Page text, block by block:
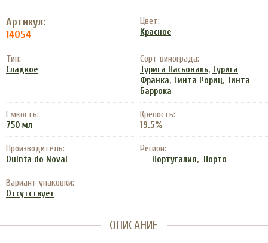
Артикул:
14054
Цвет:
Красное
Тип:
Сладкое
Сорт винограда:
Турига Насьональ, Турига
Франка, Тинта Рориц, Тинта
Баррока
Емкость:
750 мл
Крепость:
19.5%
Производитель:
Quinta do Noval
Регион:
Португалия, Порто
Вариант упаковки:
Отсутствует
ОПИСАНИЕ